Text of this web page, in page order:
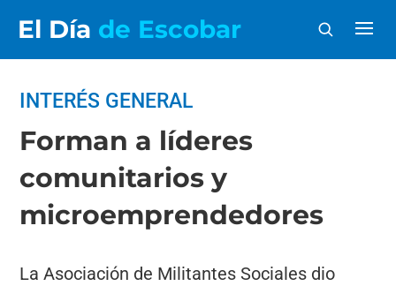
El Día de Escobar
INTERÉS GENERAL
Forman a líderes
comunitarios y
microemprendedores
La Asociación de Militantes Sociales dio